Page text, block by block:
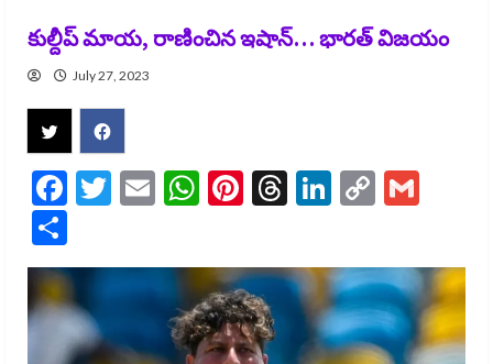
కుల్దీప్ మాయ, రాణించిన ఇషాన్… భారత్ విజయం
July 27, 2023
Facebook
Twitter
EmailWhatsApp
Pinterest
Threads
LinkedIn
Copy